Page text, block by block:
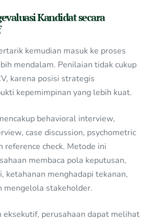
Kandidat secara
kemudian masuk ke proses
mendalam. Penilaian tidak cukup
karena posisi strategis
kepemimpinan yang lebih kuat.
behavioral interview,
case discussion, psychometric
reference check. Metode ini
membaca pola keputusan,
ketahanan menghadapi tekanan,
mengelola stakeholder.
eksekutif, perusahaan dapat melihat